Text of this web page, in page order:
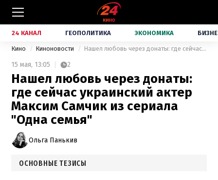
24 КАНАЛ ГЕОПОЛИТИКА ЭКОНОМИКА
Кино Киноновости Нашел любовь через донаты: где сейчас украинский актер Максим Самчик из сериала "Одна семья"
15 мая, 13:05 2
Нашел любовь через донаты:
где сейчас украинский актер
Максим Самчик из сериала
"Одна семья"
Ольга Панькив
ОСНОВНЫЕ ТЕЗИСЫ